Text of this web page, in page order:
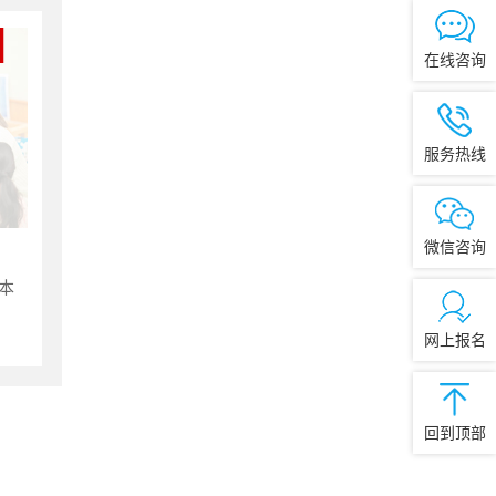
在线咨询
服务热线
微信咨询
网上报名
回到顶部